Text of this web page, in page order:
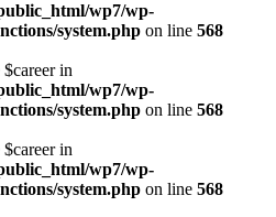
wp7/wp-
system.php on line 568
in
wp7/wp-
system.php on line 568
in
wp7/wp-
system.php on line 568